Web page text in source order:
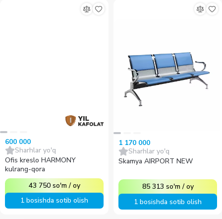
600 000
Sharhlar yo'q
Ofis kreslo HARMONY
kulrang-qora
43 750 so'm / oy
1 bosishda sotib olish
1 170 000
Sharhlar yo'q
Skamya AIRPORT NEW
85 313 so'm /oy
1 bosishda sotib olish